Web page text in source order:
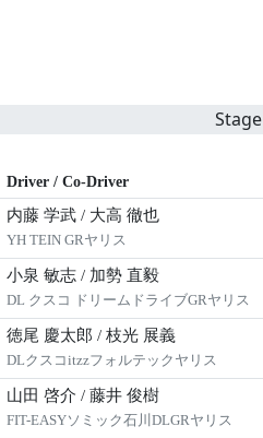
Stage
Driver / Co-Driver
内藤 学武 / 大高 徹也
YH TEIN GRヤリス
小泉 敏志 / 加勢 直毅
DL クスコ ドリームドライブGRヤリス
徳尾 慶太郎 / 枝光 展義
DLクスコitzzフォルテックヤリス
山田 啓介 / 藤井 俊樹
FIT-EASYソミック石川DLGRヤリス